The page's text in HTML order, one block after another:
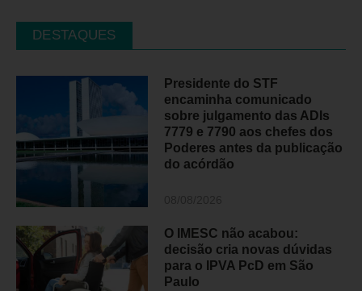
DESTAQUES
Presidente do STF
encaminha comunicado
sobre julgamento das ADIs
7779 e 7790 aos chefes dos
Poderes antes da publicação
do acórdão
O IMESC não acabou:
decisão cria novas dúvidas
para o IPVA PcD em São
Paulo